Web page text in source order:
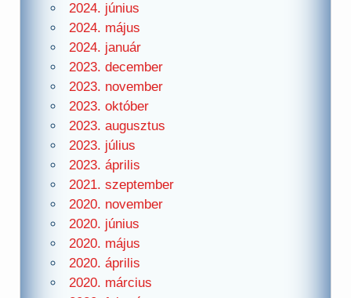
2024. június
2024. május
2024. január
2023. december
2023. november
2023. október
2023. augusztus
2023. július
2023. április
2021. szeptember
2020. november
2020. június
2020. május
2020. április
2020. március